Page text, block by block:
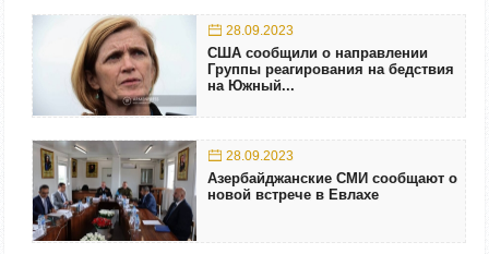
28.09.2023
США сообщили о направлении
Группы реагирования на бедствия
на Южный...
28.09.2023
Азербайджанские СМИ сообщают о
новой встрече в Евлахе